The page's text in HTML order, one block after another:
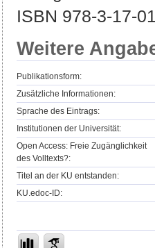
ISBN 978-3-17-
Weitere
Publikationsform:
Zusätzliche Informationen:
Sprache des Eintrags:
Institutionen der Universität:
Open Access: Freie Zugänglichkeit
des Volltexts?:
Titel an der KU entstanden:
KU.edoc-ID: